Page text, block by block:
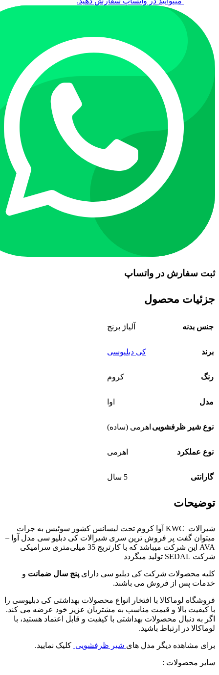
ثبت سفارش در واتساپ
جزئیات محصول
جنس بدنه آلیاژ برنج
برند کی دبلیوسی
رنگ کروم
مدل اوا
نوع شیر ظرفشویی اهرمی (ساده)
نوع عملکرد اهرمی
گارانتی 5 سال
توضیحات
شیرالات KWC آوا کروم تحت لیسانس کشور سوئیس به جرات
میتوان گفت پر فروش ترین سری شیرالات کی دبلیو سی مدل آوا –
AVA این شرکت میباشد که با
کارتریج 35 میلی‌متری سرامیکی
شرکت
کلیه محصولات شرکت کی دبلیو سی دارای پنج سال ضمانت و
خدمات پس از فروش می باشند.
فروشگاه لوماکالا با افتخار انواع محصولات بهداشتی کی دبلیوسی را
با کیفیت بالا و قیمت مناسب به مشتریان عزیز خود عرضه می کند.
اگر به دنبال محصولات بهداشتی با کیفیت و قابل اعتماد هستید، با
لوماکالا در ارتباط باشید.
برای مشاهده دیگر مدل های شیر ظرفشویی کلیک نمایید.
سایر محصولات :